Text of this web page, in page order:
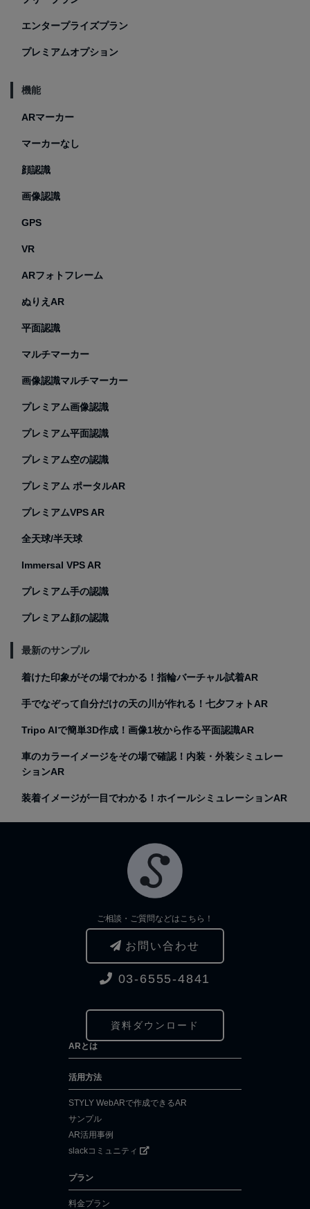
エンタープライズプラン
プレミアムオプション
機能
ARマーカー
マーカーなし
顔認識
画像認識
GPS
VR
ARフォトフレーム
ぬりえAR
平面認識
マルチマーカー
画像認識マルチマーカー
プレミアム画像認識
プレミアム平面認識
プレミアム空の認識
プレミアム ポータルAR
プレミアムVPS AR
全天球/半天球
Immersal VPS AR
プレミアム手の認識
プレミアム顔の認識
最新のサンプル
着けた印象がその場でわかる！指輪バーチャル試着AR
手でなぞって自分だけの天の川が作れる！七夕フォトAR
Tripo AIで簡単3D作成！画像1枚から作る平面認識AR
車のカラーイメージをその場で確認！内装・外装シミュレー
ションAR
装着イメージが一目でわかる！ホイールシミュレーションAR
ご相談・ご質問などはこちら！
お問い合わせ
03-6555-4841
資料ダウンロード
ARとは
活用方法
STYLY WebARで作成できるAR
サンプル
AR活用事例
slackコミュニティ
プラン
料金プラン